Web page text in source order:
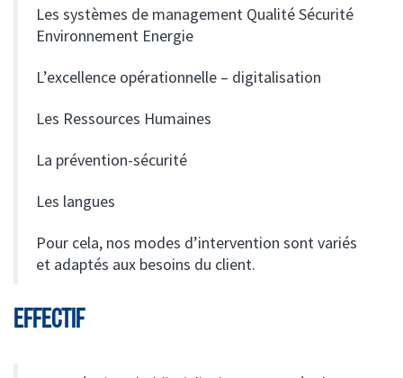
Les systèmes de management Qualité Sécurité
Environnement Energie
L’excellence opérationnelle – digitalisation
Les Ressources Humaines
La prévention-sécurité
Les langues
Pour cela, nos modes d’intervention sont variés
et adaptés aux besoins du client.
EFFECTIF